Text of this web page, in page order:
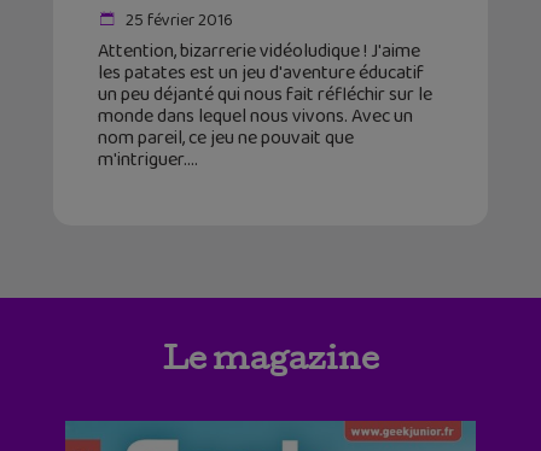
25 février 2016
Attention, bizarrerie vidéoludique ! J'aime
les patates est un jeu d'aventure éducatif
un peu déjanté qui nous fait réfléchir sur le
monde dans lequel nous vivons. Avec un
nom pareil, ce jeu ne pouvait que
m'intriguer.
Le magazine